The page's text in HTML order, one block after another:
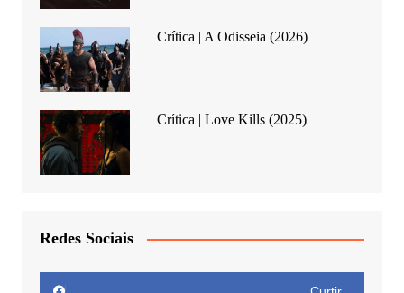
Crítica | A Odisseia (2026)
Crítica | Love Kills (2025)
Redes Sociais